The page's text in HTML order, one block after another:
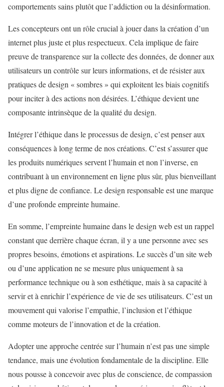
comportements sains plutôt que l’addiction ou la désinformation.
Les concepteurs ont un rôle crucial à jouer dans la création d’un
internet plus juste et plus respectueux. Cela implique de faire
preuve de transparence sur la collecte des données, de donner aux
utilisateurs un contrôle sur leurs informations, et de résister aux
pratiques de design « sombres » qui exploitent les biais cognitifs
pour inciter à des actions non désirées. L’éthique devient une
composante intrinsèque de la qualité du design.
Intégrer l’éthique dans le processus de design, c’est penser aux
conséquences à long terme de nos créations. C’est s’assurer que
les produits numériques servent l’humain et non l’inverse, en
contribuant à un environnement en ligne plus sûr, plus bienveillant
et plus digne de confiance. Le design responsable est une marque
d’une profonde empreinte humaine.
En somme, l’empreinte humaine dans le design web est un rappel
constant que derrière chaque écran, il y a une personne avec ses
propres besoins, émotions et aspirations. Le succès d’un site web
ou d’une application ne se mesure plus uniquement à sa
performance technique ou à son esthétique, mais à sa capacité à
servir et à enrichir l’expérience de vie de ses utilisateurs. C’est un
mouvement qui valorise l’empathie, l’inclusion et l’éthique
comme moteurs de l’innovation et de la création.
Adopter une approche centrée sur l’humain n’est pas une simple
tendance, mais une évolution fondamentale de la discipline. Elle
nous pousse à concevoir avec plus de conscience, de compassion